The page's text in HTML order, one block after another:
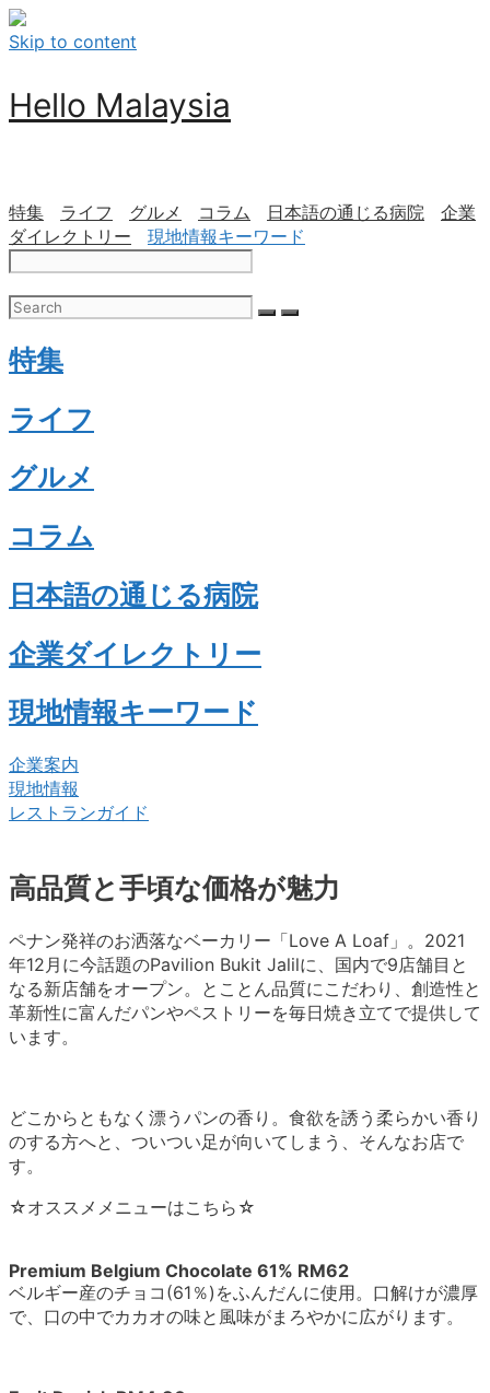
Skip to content
Hello Malaysia
特集 ライフ グルメ コラム 日本語の通じる病院
企業
ダイレクトリー
現地情報キーワード
特集
ライフ
グルメ
コラム
日本語の通じる病院
企業ダイレクトリー
現地情報キーワード
企業案内
現地情報
レストランガイド
高品質と手頃な価格が魅力
ペナン発祥のお洒落なベーカリー「Love A Loaf」。2021
年12月に今話題のPavilion Bukit Jalilに、国内で9店舗目と
なる新店舗をオープン。とことん品質にこだわり、創造性と
革新性に富んだパンやペストリーを毎日焼き立てで提供して
います。
どこからともなく漂うパンの香り。食欲を誘う柔らかい香り
のする方へと、ついつい足が向いてしまう、そんなお店で
す。
☆オススメメニューはこちら☆
Premium Belgium Chocolate 61% RM62
ベルギー産のチョコ(61％)をふんだんに使用。口解けが濃厚
で、口の中でカカオの味と風味がまろやかに広がります。